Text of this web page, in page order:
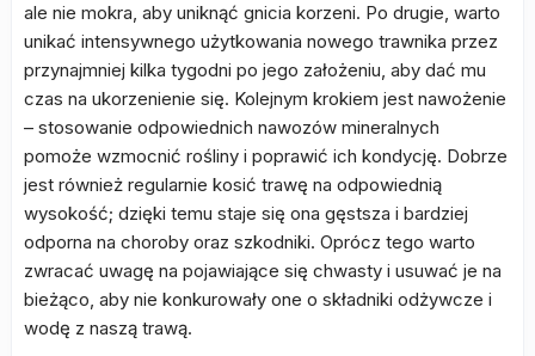
ale nie mokra, aby uniknąć gnicia korzeni. Po drugie, warto
unikać intensywnego użytkowania nowego trawnika przez
przynajmniej kilka tygodni po jego założeniu, aby dać mu
czas na ukorzenienie się. Kolejnym krokiem jest nawożenie
– stosowanie odpowiednich nawozów mineralnych
pomoże wzmocnić rośliny i poprawić ich kondycję. Dobrze
jest również regularnie kosić trawę na odpowiednią
wysokość; dzięki temu staje się ona gęstsza i bardziej
odporna na choroby oraz szkodniki. Oprócz tego warto
zwracać uwagę na pojawiające się chwasty i usuwać je na
bieżąco, aby nie konkurowały one o składniki odżywcze i
wodę z naszą trawą.